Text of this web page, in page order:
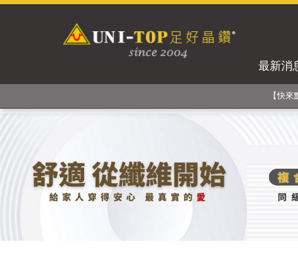
最新消
銅銀
【快